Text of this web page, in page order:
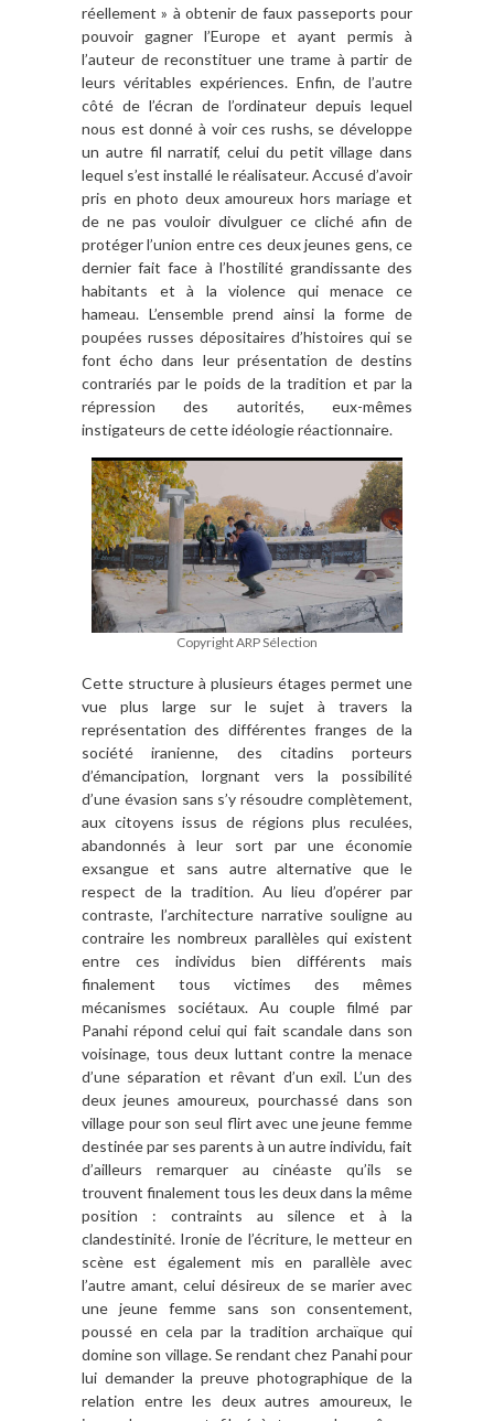
réellement » à obtenir de faux passeports pour
pouvoir gagner l’Europe et ayant permis à
l’auteur de reconstituer une trame à partir de
leurs véritables expériences. Enfin, de l’autre
côté de l’écran de l’ordinateur depuis lequel
nous est donné à voir ces rushs, se développe
un autre fil narratif, celui du petit village dans
lequel s’est installé le réalisateur. Accusé d’avoir
pris en photo deux amoureux hors mariage et
de ne pas vouloir divulguer ce cliché afin de
protéger l’union entre ces deux jeunes gens, ce
dernier fait face à l’hostilité grandissante des
habitants et à la violence qui menace ce
hameau. L’ensemble prend ainsi la forme de
poupées russes dépositaires d’histoires qui se
font écho dans leur présentation de destins
contrariés par le poids de la tradition et par la
répression des autorités, eux-mêmes
instigateurs de cette idéologie réactionnaire.
Copyright ARP Sélection
Cette structure à plusieurs étages permet une
vue plus large sur le sujet à travers la
représentation des différentes franges de la
société iranienne, des citadins porteurs
d’émancipation, lorgnant vers la possibilité
d’une évasion sans s’y résoudre complètement,
aux citoyens issus de régions plus reculées,
abandonnés à leur sort par une économie
exsangue et sans autre alternative que le
respect de la tradition. Au lieu d’opérer par
contraste, l’architecture narrative souligne au
contraire les nombreux parallèles qui existent
entre ces individus bien différents mais
finalement tous victimes des mêmes
mécanismes sociétaux. Au couple filmé par
Panahi répond celui qui fait scandale dans son
voisinage, tous deux luttant contre la menace
d’une séparation et rêvant d’un exil. L’un des
deux jeunes amoureux, pourchassé dans son
village pour son seul flirt avec une jeune femme
destinée par ses parents à un autre individu, fait
d’ailleurs remarquer au cinéaste qu’ils se
trouvent finalement tous les deux dans la même
position : contraints au silence et à la
clandestinité. Ironie de l’écriture, le metteur en
scène est également mis en parallèle avec
l’autre amant, celui désireux de se marier avec
une jeune femme sans son consentement,
poussé en cela par la tradition archaïque qui
domine son village. Se rendant chez Panahi pour
lui demander la preuve photographique de la
relation entre les deux autres amoureux, le